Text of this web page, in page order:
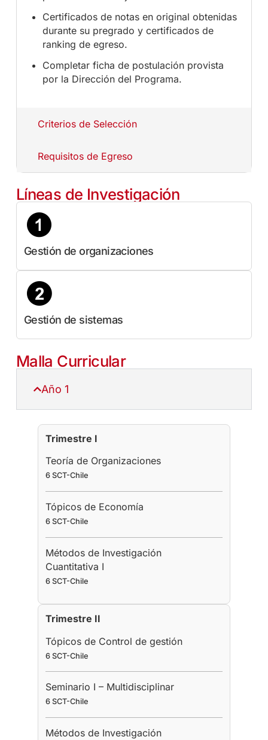
Criterios de Selección
Requisitos de Egreso
Certificados de notas en original obtenidas
durante su pregrado y certificados de
ranking de egreso.
Completar ficha de postulación provista
por la Dirección del Programa.
Líneas de Investigación
Gestión de organizaciones
Gestión de sistemas
Malla Curricular
Año 1
Trimestre I
Teoría de Organizaciones
6 SCT-Chile
Tópicos de Economía
6 SCT-Chile
Métodos de Investigación
Cuantitativa I
6 SCT-Chile
Trimestre II
Tópicos de Control de gestión
6 SCT-Chile
Seminario I – Multidisciplinar
6 SCT-Chile
Métodos de Investigación